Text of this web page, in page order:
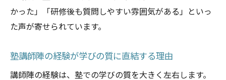
かった」「研修後も質問しやすい雰囲気がある」といっ
た声が寄せられています。
塾講師陣の経験が学びの質に直結する理由
講師陣の経験は、塾での学びの質を大きく左右します。